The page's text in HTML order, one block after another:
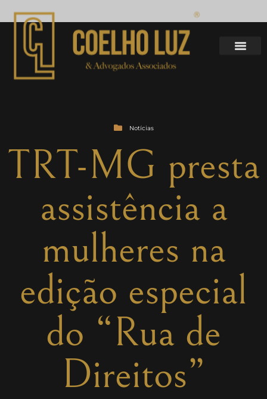
Notícias
TRT-MG presta
assistência a
mulheres na
edição especial
do “Rua de
Direitos”